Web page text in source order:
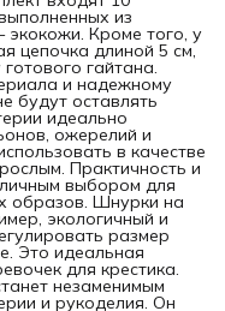
из
экокожи. Кроме того, у
цепочка длиной 5 см,
гайтана.
и надежному
будут оставлять
идеально
ожерелий и
в качестве
Практичность и
выбором для
образов. Шнурки на
экологичный и
размер
Это идеальная
для крестика.
незаменимым
и рукоделия. Он